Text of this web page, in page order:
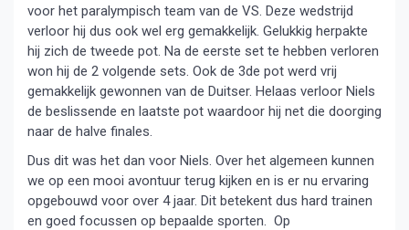
voor het paralympisch team van de VS. Deze wedstrijd
verloor hij dus ook wel erg gemakkelijk. Gelukkig herpakte
hij zich de tweede pot. Na de eerste set te hebben verloren
won hij de 2 volgende sets. Ook de 3de pot werd vrij
gemakkelijk gewonnen van de Duitser. Helaas verloor Niels
de beslissende en laatste pot waardoor hij net die doorging
naar de halve finales.
Dus dit was het dan voor Niels. Over het algemeen kunnen
we op een mooi avontuur terug kijken en is er nu ervaring
opgebouwd voor over 4 jaar. Dit betekent dus hard trainen
en goed focussen op bepaalde sporten. Op